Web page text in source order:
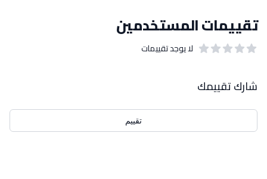
تقييمات المستخدمين
لا يوجد تقييمات
شارك تقييمك
تقييم